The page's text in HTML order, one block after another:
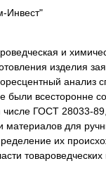
Инвест"
и
изделия
анализ
всесторонне
ГОСТ 28033-
материалов для
их
товароведческих